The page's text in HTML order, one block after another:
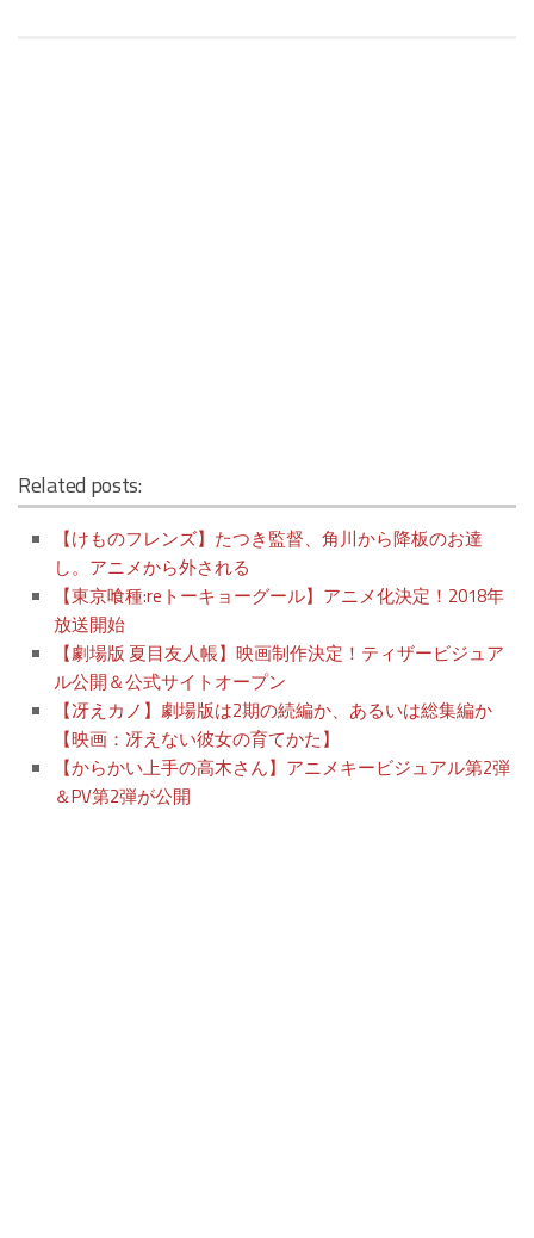
Related posts:
【けものフレンズ】たつき監督、角川から降板のお達
し。アニメから外される
【東京喰種:reトーキョーグール】アニメ化決定！2018年
放送開始
【劇場版 夏目友人帳】映画制作決定！ティザービジュア
ル公開＆公式サイトオープン
【冴えカノ】劇場版は2期の続編か、あるいは総集編か
【映画：冴えない彼女の育てかた】
【からかい上手の高木さん】アニメキービジュアル第2弾
＆PV第2弾が公開